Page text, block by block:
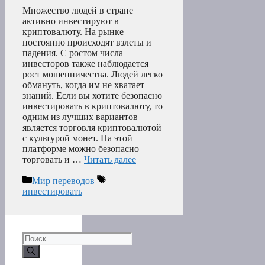
Множество людей в стране
активно инвестируют в
криптовалюту. На рынке
постоянно происходят взлеты и
падения. С ростом числа
инвесторов также наблюдается
рост мошенничества. Людей легко
обмануть, когда им не хватает
знаний. Если вы хотите безопасно
инвестировать в криптовалюту, то
одним из лучших вариантов
является торговля криптовалютой
с культурой монет. На этой
платформе можно безопасно
торговать и … Читать далее
Рубрики
Мир переводов
Метки
инвестировать
Поиск: